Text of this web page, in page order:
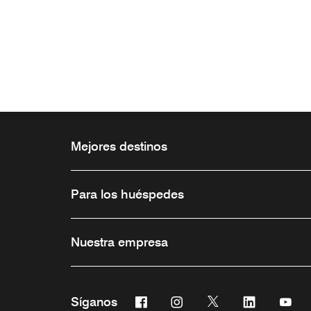
Mejores destinos
Para los huéspedes
Nuestra empresa
Síganos FacebookInstagramTwitter Linkedin